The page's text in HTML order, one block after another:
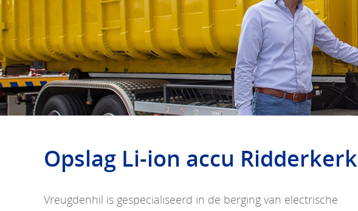
Opslag Li-ion accu Ridderkerk
Vreugdenhil is gespecialiseerd in de berging van electrische